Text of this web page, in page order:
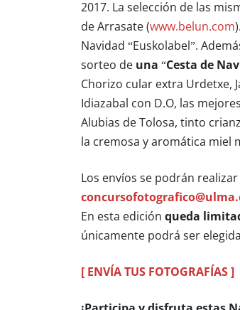
2017. La selección de las
de Arrasate (www.belun.com
Navidad “Euskolabel”.
sorteo de una “Cesta de
Chorizo cular extra Urdetxe,
Idiazabal con D.O, las
Alubias de Tolosa, tinto
la cremosa y aromática miel
Los envíos se podrán
En esta edición queda
únicamente podrá ser
[ ENVÍA TUS FOTOGRAFÍAS ]